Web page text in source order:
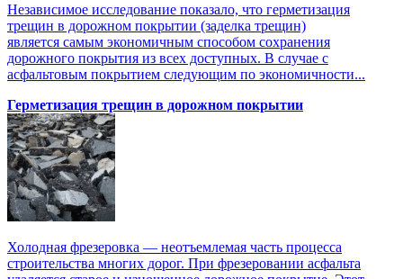
Независимое исследование показало, что герметизация
трещин в дорожном покрытии (заделка трещин)
является самым экономичным способом сохранения
дорожного покрытия из всех доступных. В случае с
асфальтовым покрытием следующим по экономичности...
Герметизация трещин в дорожном покрытии
Холодная фрезеровка — неотъемлемая часть процесса
строительства многих дорог. При фрезеровании асфальта